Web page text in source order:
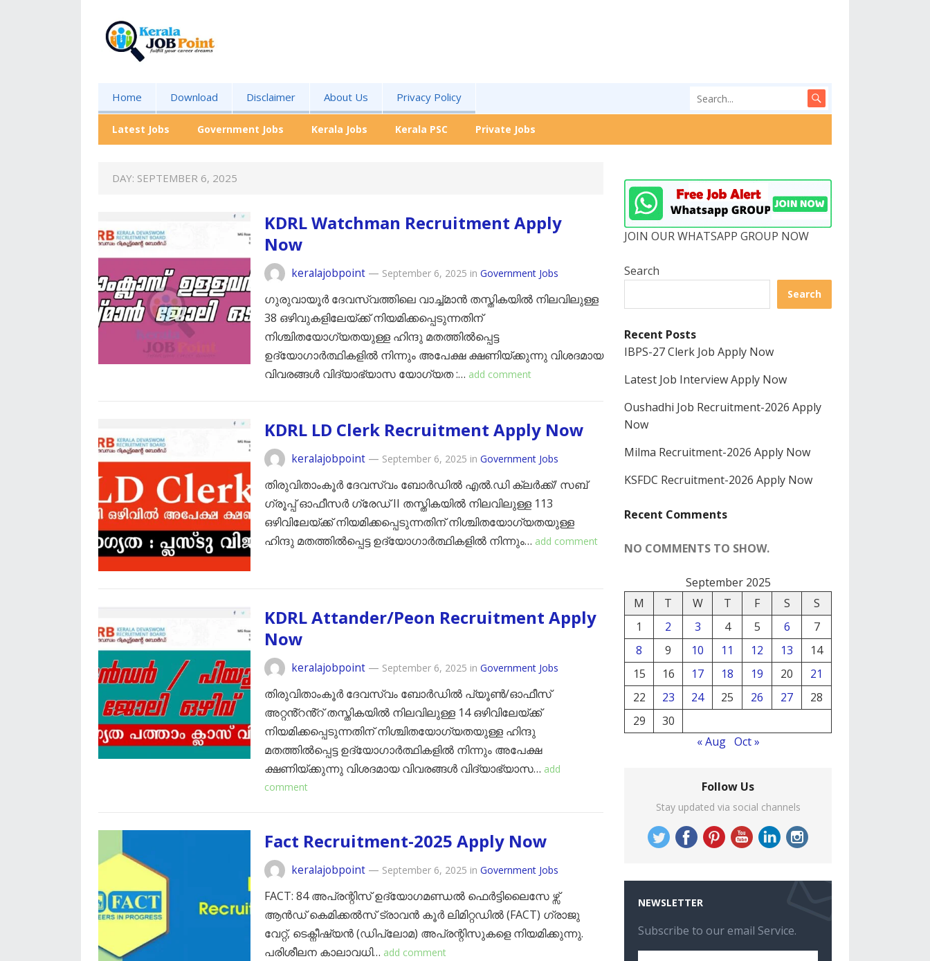
Home Download Disclaimer About Us Privacy Policy
Latest Jobs Government Jobs Kerala Jobs Kerala PSC Private Jobs
DAY: SEPTEMBER 6, 2025
KDRL Watchman Recruitment Apply
Now
keralajobpoint — September 6, 2025 in Government Jobs
ഗുരുവായൂർ ദേവസ്വത്തിലെ വാച്ച്‌മാൻ തസ്തികയിൽ നിലവിലുള്ള
38 ഒഴിവുകളിലേയ്ക്ക് നിയമിക്കപ്പെടുന്നതിന്
നിശ്ചിതയോഗ്യതയുള്ള ഹിന്ദു മതത്തിൽപ്പെട്ട
ഉദ്യോഗാർത്ഥികളിൽ നിന്നും അപേക്ഷ ക്ഷണിയ്ക്കുന്നു വിശദമായ
വിവരങ്ങൾ വിദ്യാഭ്യാസ യോഗ്യത :… add comment
KDRL LD Clerk Recruitment Apply Now
keralajobpoint — September 6, 2025 in Government Jobs
തിരുവിതാംകൂർ ദേവസ്വം ബോർഡിൽ എൽ.ഡി ക്ലർക്ക്/ സബ്
ഗ്രൂപ്പ് ഓഫീസർ ഗ്രേഡ് II തസ്തികയിൽ നിലവിലുള്ള 113
ഒഴിവിലേയ്ക്ക് നിയമിക്കപ്പെടുന്നതിന് നിശ്ചിതയോഗ്യതയുള്ള
ഹിന്ദു മതത്തിൽപ്പെട്ട ഉദ്യോഗാർത്ഥികളിൽ നിന്നും… add comment
KDRL Attander/Peon Recruitment Apply
Now
keralajobpoint — September 6, 2025 in Government Jobs
തിരുവിതാംകൂർ ദേവസ്വം ബോർഡിൽ പ്യൂൺ/ഓഫീസ്
അറ്റൻ്റൻ്റ് തസ്തികയിൽ നിലവിലുള്ള 14 ഒഴിവിലേയ്ക്ക്
നിയമിക്കപ്പെടുന്നതിന് നിശ്ചിതയോഗ്യതയുള്ള ഹിന്ദു
മതത്തിൽപ്പെട്ട ഉദ്യോഗാർത്ഥികളിൽ നിന്നും അപേക്ഷ
ക്ഷണിയ്ക്കുന്നു വിശദമായ വിവരങ്ങൾ വിദ്യാഭ്യാസ… add
comment
Fact Recruitment-2025 Apply Now
keralajobpoint — September 6, 2025 in Government Jobs
FACT: 84 അപ്രന്റിസ് ഉദ്യോഗമണ്ഡൽ ഫെർട്ടിലൈസേ ഴ്സ്
ആൻഡ് കെമിക്കൽസ് ട്രാവൻ കൂർ ലിമിറ്റഡിൽ (FACT) ഗ്രാജു
വേറ്റ്, ടെക്നീഷ്യൻ (ഡിപ്ലോമ) അപ്രന്റിസുകളെ നിയമിക്കുന്നു.
പരിശീലന കാലാവധി… add comment
JOIN OUR WHATSAPP GROUP NOW
Search
Search
Recent Posts
IBPS-27 Clerk Job Apply Now
Latest Job Interview Apply Now
Oushadhi Job Recruitment-2026 Apply
Now
Milma Recruitment-2026 Apply Now
KSFDC Recruitment-2026 Apply Now
Recent Comments
NO COMMENTS TO SHOW.
September 2025
M
T W T F S
S
1
2 3 4 5 6
7
8
9 10 11 12 13
14
15
16 17 18 19 20
21
22
23 24 25 26 27
28
29
30
« Aug Oct »
Follow Us
Stay updated via social channels
NEWSLETTER
Subscribe to our email Service.